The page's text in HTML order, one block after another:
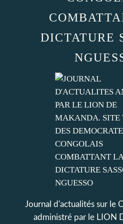
DICTATURE
Journal d'actualités sur le
administré par le LION